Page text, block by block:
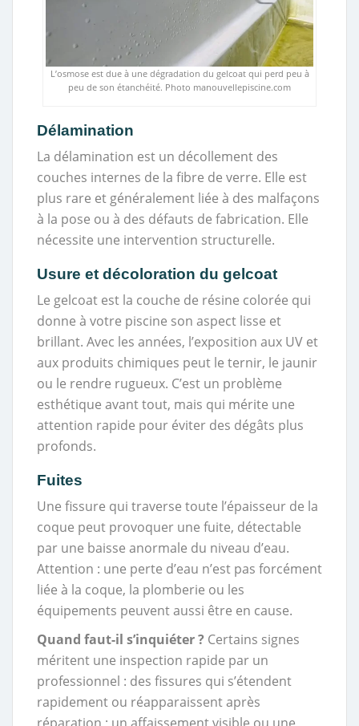
L’osmose est due à une dégradation du gelcoat qui perd peu à
peu de son étanchéité. Photo manouvellepiscine.com
Délamination
La délamination est un décollement des
couches internes de la fibre de verre. Elle est
plus rare et généralement liée à des malfaçons
à la pose ou à des défauts de fabrication. Elle
nécessite une intervention structurelle.
Usure et décoloration du gelcoat
Le gelcoat est la couche de résine colorée qui
donne à votre piscine son aspect lisse et
brillant. Avec les années, l’exposition aux UV et
aux produits chimiques peut le ternir, le jaunir
ou le rendre rugueux. C’est un problème
esthétique avant tout, mais qui mérite une
attention rapide pour éviter des dégâts plus
profonds.
Fuites
Une fissure qui traverse toute l’épaisseur de la
coque peut provoquer une fuite, détectable
par une baisse anormale du niveau d’eau.
Attention : une perte d’eau n’est pas forcément
liée à la coque, la plomberie ou les
équipements peuvent aussi être en cause.
Quand faut-il s’inquiéter ? Certains signes
méritent une inspection rapide par un
professionnel : des fissures qui s’étendent
rapidement ou réapparaissent après